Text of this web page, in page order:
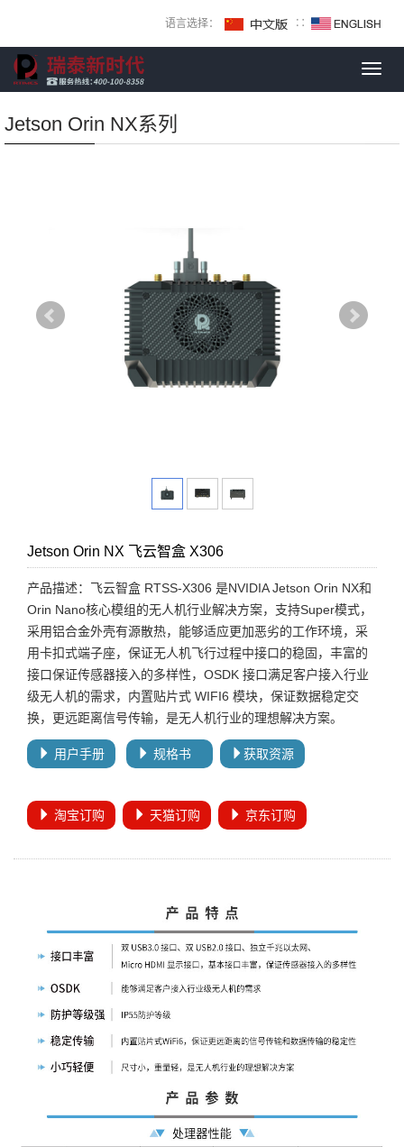
语言选择： ∷
Jetson Orin NX系列
Jetson Orin NX 飞云智盒 X306
产品描述：飞云智盒 RTSS-X306 是NVIDIA Jetson Orin NX和
Orin Nano核心模组的无人机行业解决方案，支持Super模式，
采用铝合金外壳有源散热，能够适应更加恶劣的工作环境，采
用卡扣式端子座，保证无人机飞行过程中接口的稳固，丰富的
接口保证传感器接入的多样性，OSDK 接口满足客户接入行业
级无人机的需求，内置贴片式 WIFI6 模块，保证数据稳定交
换，更远距离信号传输，是无人机行业的理想解决方案。
用户手册 规格书 获取资源
淘宝订购 天猫订购 京东订购